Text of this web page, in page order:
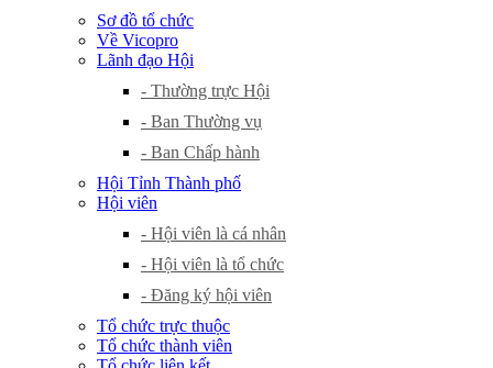
Sơ đồ tổ chức
Về Vicopro
Lãnh đạo Hội
- Thường trực Hội
- Ban Thường vụ
- Ban Chấp hành
Hội Tỉnh Thành phố
Hội viên
- Hội viên là cá nhân
- Hội viên là tổ chức
- Đăng ký hội viên
Tổ chức trực thuộc
Tổ chức thành viên